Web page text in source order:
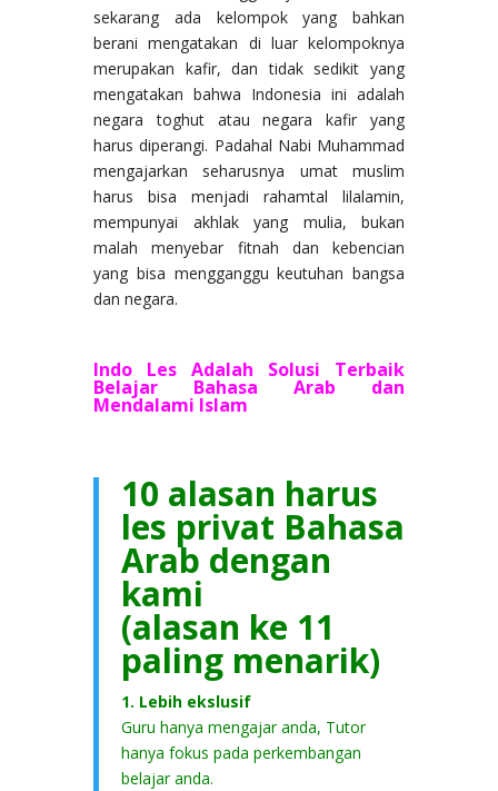
sekarang ada kelompok yang bahkan
berani mengatakan di luar kelompoknya
merupakan kafir, dan tidak sedikit yang
mengatakan bahwa Indonesia ini adalah
negara toghut atau negara kafir yang
harus diperangi. Padahal Nabi Muhammad
mengajarkan seharusnya umat muslim
harus bisa menjadi rahamtal lilalamin,
mempunyai akhlak yang mulia, bukan
malah menyebar fitnah dan kebencian
yang bisa mengganggu keutuhan bangsa
dan negara.
Indo Les Adalah Solusi Terbaik
Belajar Bahasa Arab dan
Mendalami Islam
10 alasan harus
les privat Bahasa
Arab dengan
kami
(alasan ke 11
paling menarik)
1. Lebih ekslusif
Guru hanya mengajar anda, Tutor
hanya fokus pada perkembangan
belajar anda.